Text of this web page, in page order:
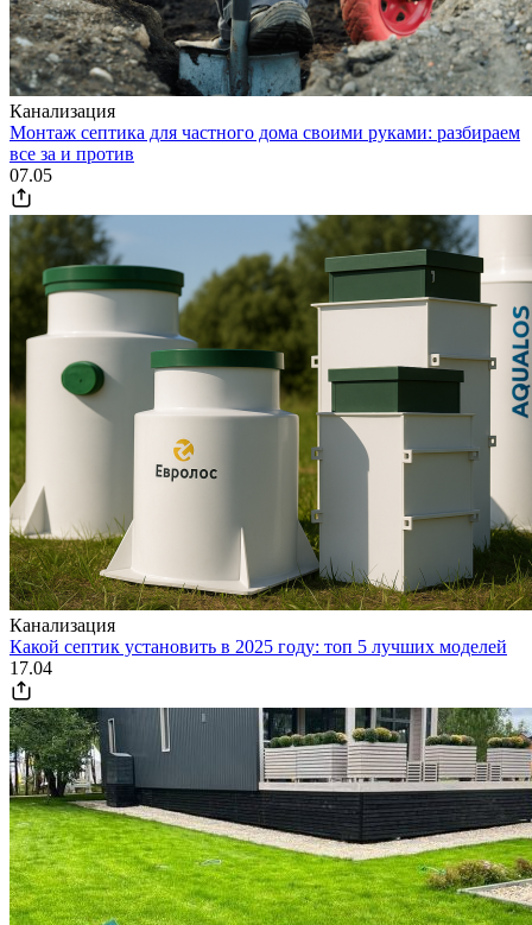
Канализация
Монтаж септика для частного дома своими руками: разбираем
все за и против
07.05
Канализация
Какой септик установить в 2025 году: топ 5 лучших моделей
17.04